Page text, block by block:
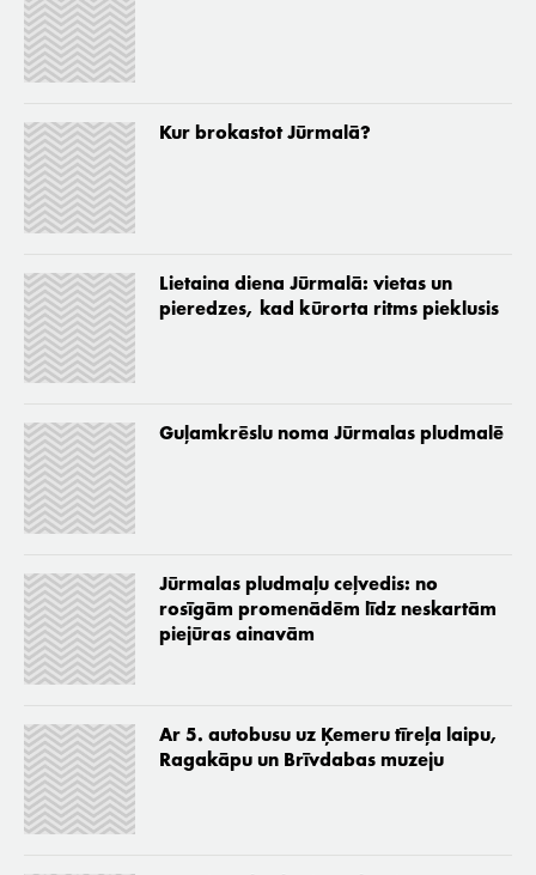
Kur brokastot Jūrmalā?
Lietaina diena Jūrmalā: vietas un
pieredzes, kad kūrorta ritms pieklusis
Guļamkrēslu noma Jūrmalas pludmalē
Jūrmalas pludmaļu ceļvedis: no
rosīgām promenādēm līdz neskartām
piejūras ainavām
Ar 5. autobusu uz Ķemeru tīreļa laipu,
Ragakāpu un Brīvdabas muzeju